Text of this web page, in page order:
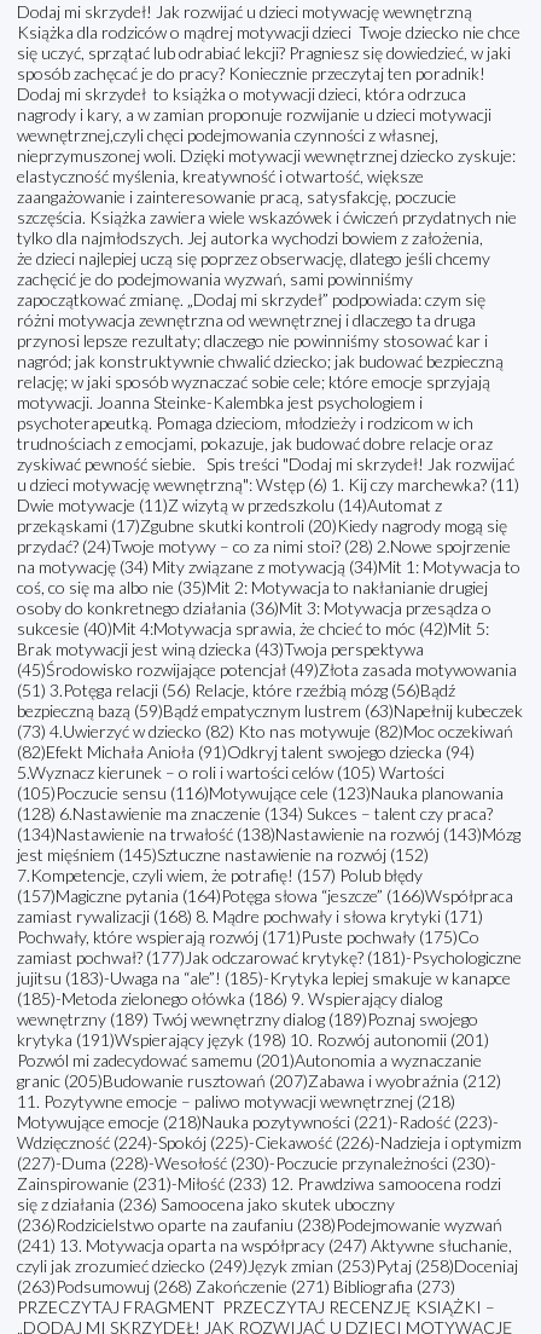
Dodaj mi skrzydeł! Jak rozwijać u dzieci motywację wewnętrzną
Książka dla rodziców o mądrej motywacji dzieci Twoje dziecko nie chce
się uczyć, sprzątać lub odrabiać lekcji? Pragniesz się dowiedzieć, w jaki
sposób zachęcać je do pracy? Koniecznie przeczytaj ten poradnik!
Dodaj mi skrzydeł to książka o motywacji dzieci, która odrzuca
nagrody i kary, a w zamian proponuje rozwijanie u dzieci motywacji
wewnętrznej,czyli chęci podejmowania czynności z własnej,
nieprzymuszonej woli. Dzięki motywacji wewnętrznej dziecko zyskuje:
elastyczność myślenia, kreatywność i otwartość, większe
zaangażowanie i zainteresowanie pracą, satysfakcję, poczucie
szczęścia. Książka zawiera wiele wskazówek i ćwiczeń przydatnych nie
tylko dla najmłodszych. Jej autorka wychodzi bowiem z założenia,
że dzieci najlepiej uczą się poprzez obserwację, dlatego jeśli chcemy
zachęcić je do podejmowania wyzwań, sami powinniśmy
zapoczątkować zmianę. „Dodaj mi skrzydeł” podpowiada: czym się
różni motywacja zewnętrzna od wewnętrznej i dlaczego ta druga
przynosi lepsze rezultaty; dlaczego nie powinniśmy stosować kar i
nagród; jak konstruktywnie chwalić dziecko; jak budować bezpieczną
relację; w jaki sposób wyznaczać sobie cele; które emocje sprzyjają
motywacji. Joanna Steinke-Kalembka jest psychologiem i
psychoterapeutką. Pomaga dzieciom, młodzieży i rodzicom w ich
trudnościach z emocjami, pokazuje, jak budować dobre relacje oraz
zyskiwać pewność siebie. Spis treści "Dodaj mi skrzydeł! Jak rozwijać
u dzieci motywację wewnętrzną": Wstęp (6) 1. Kij czy marchewka? (11)
Dwie motywacje (11)Z wizytą w przedszkolu (14)Automat z
przekąskami (17)Zgubne skutki kontroli (20)Kiedy nagrody mogą się
przydać? (24)Twoje motywy – co za nimi stoi? (28) 2.Nowe spojrzenie
na motywację (34) Mity związane z motywacją (34)Mit 1: Motywacja to
coś, co się ma albo nie (35)Mit 2: Motywacja to nakłanianie drugiej
osoby do konkretnego działania (36)Mit 3: Motywacja przesądza o
sukcesie (40)Mit 4:Motywacja sprawia, że chcieć to móc (42)Mit 5:
Brak motywacji jest winą dziecka (43)Twoja perspektywa
(45)Środowisko rozwijające potencjał (49)Złota zasada motywowania
(51) 3.Potęga relacji (56) Relacje, które rzeźbią mózg (56)Bądź
bezpieczną bazą (59)Bądź empatycznym lustrem (63)Napełnij kubeczek
(73) 4.Uwierzyć w dziecko (82) Kto nas motywuje (82)Moc oczekiwań
(82)Efekt Michała Anioła (91)Odkryj talent swojego dziecka (94)
5.Wyznacz kierunek – o roli i wartości celów (105) Wartości
(105)Poczucie sensu (116)Motywujące cele (123)Nauka planowania
(128) 6.Nastawienie ma znaczenie (134) Sukces – talent czy praca?
(134)Nastawienie na trwałość (138)Nastawienie na rozwój (143)Mózg
jest mięśniem (145)Sztuczne nastawienie na rozwój (152)
7.Kompetencje, czyli wiem, że potrafię! (157) Polub błędy
(157)Magiczne pytania (164)Potęga słowa “jeszcze” (166)Współpraca
zamiast rywalizacji (168) 8. Mądre pochwały i słowa krytyki (171)
Pochwały, które wspierają rozwój (171)Puste pochwały (175)Co
zamiast pochwał? (177)Jak odczarować krytykę? (181)-Psychologiczne
jujitsu (183)-Uwaga na “ale”! (185)-Krytyka lepiej smakuje w kanapce
(185)-Metoda zielonego ołówka (186) 9. Wspierający dialog
wewnętrzny (189) Twój wewnętrzny dialog (189)Poznaj swojego
krytyka (191)Wspierający język (198) 10. Rozwój autonomii (201)
Pozwól mi zadecydować samemu (201)Autonomia a wyznaczanie
granic (205)Budowanie rusztowań (207)Zabawa i wyobraźnia (212)
11. Pozytywne emocje – paliwo motywacji wewnętrznej (218)
Motywujące emocje (218)Nauka pozytywności (221)-Radość (223)-
Wdzięczność (224)-Spokój (225)-Ciekawość (226)-Nadzieja i optymizm
(227)-Duma (228)-Wesołość (230)-Poczucie przynależności (230)-
Zainspirowanie (231)-Miłość (233) 12. Prawdziwa samoocena rodzi
się z działania (236) Samoocena jako skutek uboczny
(236)Rodzicielstwo oparte na zaufaniu (238)Podejmowanie wyzwań
(241) 13. Motywacja oparta na współpracy (247) Aktywne słuchanie,
czyli jak zrozumieć dziecko (249)Język zmian (253)Pytaj (258)Doceniaj
(263)Podsumowuj (268) Zakończenie (271) Bibliografia (273)
PRZECZYTAJ FRAGMENT PRZECZYTAJ RECENZJĘ KSIĄŻKI –
„DODAJ MI SKRZYDEŁ! JAK ROZWIJAĆ U DZIECI MOTYWACJĘ